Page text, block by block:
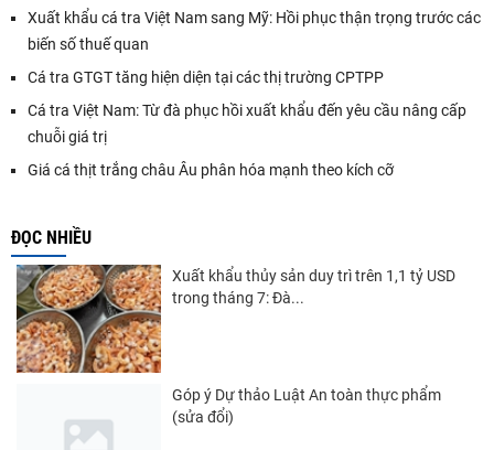
Xuất khẩu cá tra Việt Nam sang Mỹ: Hồi phục thận trọng trước các
biến số thuế quan
Cá tra GTGT tăng hiện diện tại các thị trường CPTPP
Cá tra Việt Nam: Từ đà phục hồi xuất khẩu đến yêu cầu nâng cấp
chuỗi giá trị
Giá cá thịt trắng châu Âu phân hóa mạnh theo kích cỡ
ĐỌC NHIỀU
Xuất khẩu thủy sản duy trì trên 1,1 tỷ USD
trong tháng 7: Đà...
Góp ý Dự thảo Luật An toàn thực phẩm
(sửa đổi)